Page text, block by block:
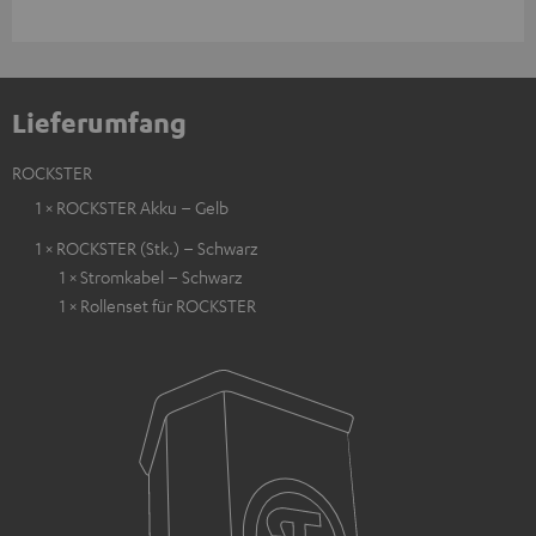
Lieferumfang
ROCKSTER
1 × ROCKSTER Akku – Gelb
1 × ROCKSTER (Stk.) – Schwarz
1 × Stromkabel – Schwarz
1 × Rollenset für ROCKSTER